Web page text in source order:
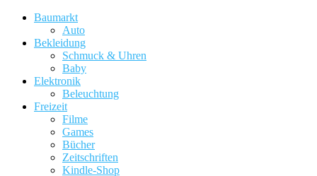
Baumarkt
Auto
Bekleidung
Schmuck & Uhren
Baby
Elektronik
Beleuchtung
Freizeit
Filme
Games
Bücher
Zeitschriften
Kindle-Shop